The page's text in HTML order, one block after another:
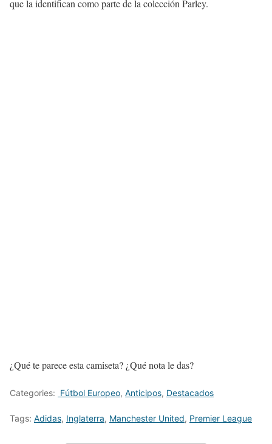
que la identifican como parte de la colección Parley.
¿Qué te parece esta camiseta? ¿Qué nota le das?
Categories: Fútbol Europeo, Anticipos, Destacados
Tags: Adidas, Inglaterra, Manchester United, Premier League